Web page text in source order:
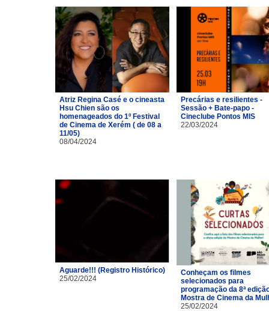
Atriz Regina Casé e o cineasta
Hsu Chien são os
homenageados do 1º Festival
de Cinema de Xerém ( de 08 a
11/05)
08/04/2024
Precárias e resilientes -
Sessão + Bate-papo -
Cineclube Pontos MIS
22/03/2024
Aguarde!!! (Registro Histórico)
25/02/2024
Conheçam os filmes
selecionados para
programação da 8ª
Mostra de Cinema da
25/02/2024